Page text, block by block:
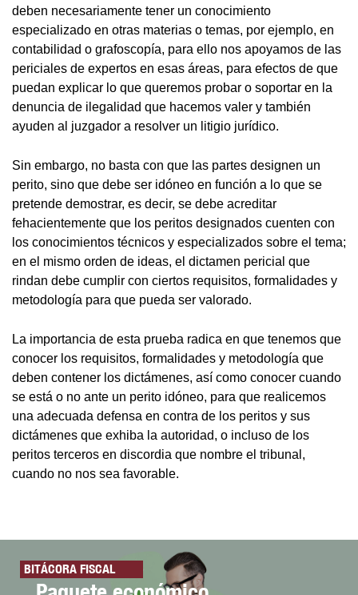
deben necesariamente tener un conocimiento
especializado en otras materias o temas, por ejemplo, en
contabilidad o grafoscopía, para ello nos apoyamos de las
periciales de expertos en esas áreas, para efectos de que
puedan explicar lo que queremos probar o soportar en la
denuncia de ilegalidad que hacemos valer y también
ayuden al juzgador a resolver un litigio jurídico.
Sin embargo, no basta con que las partes designen un
perito, sino que debe ser idóneo en función a lo que se
pretende demostrar, es decir, se debe acreditar
fehacientemente que los peritos designados cuenten con
los conocimientos técnicos y especializados sobre el tema;
en el mismo orden de ideas, el dictamen pericial que
rindan debe cumplir con ciertos requisitos, formalidades y
metodología para que pueda ser valorado.
La importancia de esta prueba radica en que tenemos que
conocer los requisitos, formalidades y metodología que
deben contener los dictámenes, así como conocer cuando
se está o no ante un perito idóneo, para que realicemos
una adecuada defensa en contra de los peritos y sus
dictámenes que exhiba la autoridad, o incluso de los
peritos terceros en discordia que nombre el tribunal,
cuando no nos sea favorable.
BITÁCORA FISCAL